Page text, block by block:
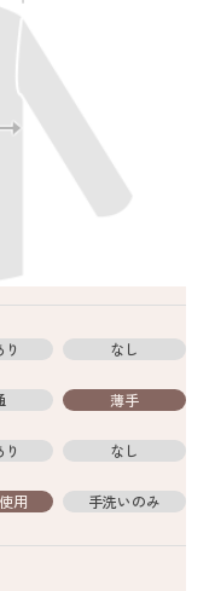
なし
薄手
なし
用 手洗いのみ